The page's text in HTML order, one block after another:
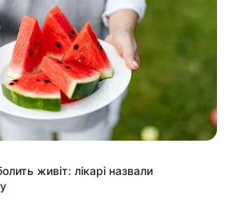
живіт: лікарі назвали